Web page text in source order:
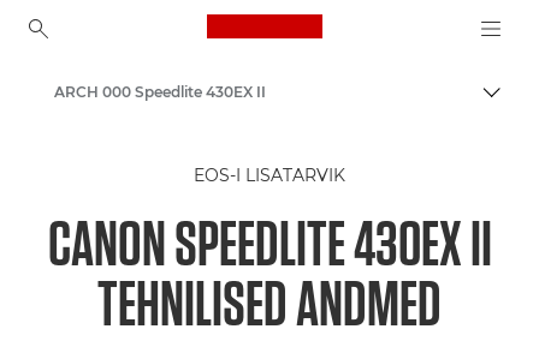
Canon Logo, back to
ARCH 000 Speedlite 430EX II
EOS-I LISATARVIK
CANON SPEEDLITE 430EX II
TEHNILISED ANDMED